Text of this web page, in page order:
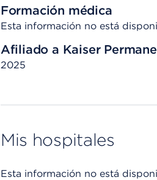
Formación médica
Esta información no está
Afiliado a Kaiser
2025
Mis hospitales
Esta información no está